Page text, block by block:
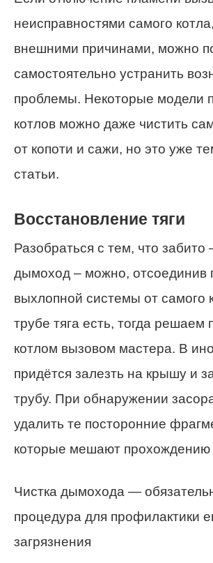
неисправностями самого
внешними причинами, можно
самостоятельно устранить
проблемы. Некоторые модели
котлов можно даже чистить
от копоти и сажи, но это уже
статьи.
Восстановление тяги
Разобраться с тем, что забито
дымоход – можно, отсоединив
выхлопной системы от самого
трубе тяга есть, тогда решаем
котлом вызовом мастера. В
придётся залезть на крышу и
трубу. При обнаружении
удалить те посторонние
которые мешают
Чистка дымохода —
процедура для профилактики
загрязнения